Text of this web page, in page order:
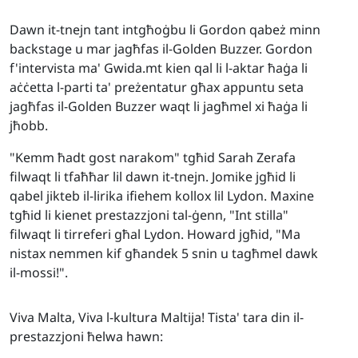
Dawn it-tnejn tant intgħoġbu li Gordon qabeż minn
backstage u mar jagħfas il-Golden Buzzer. Gordon
f'intervista ma' Gwida.mt kien qal li l-aktar ħaġa li
aċċetta l-parti ta' preżentatur għax appuntu seta
jagħfas il-Golden Buzzer waqt li jagħmel xi ħaġa li
jħobb.
"Kemm ħadt gost narakom" tgħid Sarah Zerafa
filwaqt li tfaħħar lil dawn it-tnejn. Jomike jgħid li
qabel jikteb il-lirika ifiehem kollox lil Lydon. Maxine
tgħid li kienet prestazzjoni tal-ġenn, "Int stilla"
filwaqt li tirreferi għal Lydon. Howard jgħid, "Ma
nistax nemmen kif għandek 5 snin u tagħmel dawk
il-mossi!".
Viva Malta, Viva l-kultura Maltija! Tista' tara din il-
prestazzjoni ħelwa hawn: